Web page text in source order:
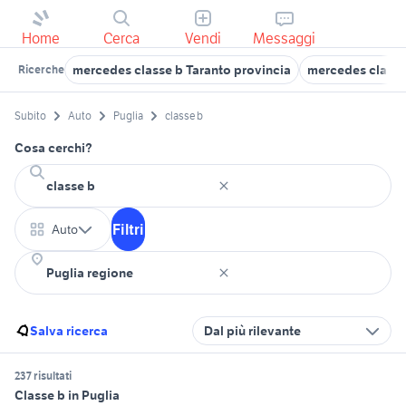
Home Cerca Vendi Messaggi
Ricerche mercedes classe b Taranto provincia mercedes
Subito Auto Puglia classe b
Cosa cerchi?
Auto Filtri
Salva ricerca Dal più rilevante
237 risultati
Classe b in Puglia